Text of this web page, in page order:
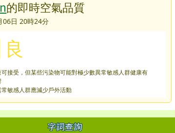
的即時空氣品質
06日 20時24分
良
可接受，但某些污染物可能對極少數異常敏感人群健康有
敏感人群應減少戶外活動
字詞查詢